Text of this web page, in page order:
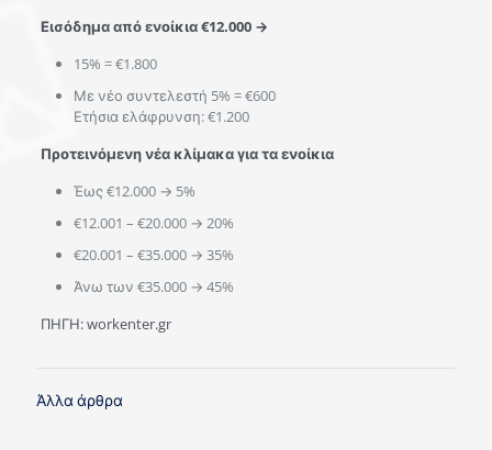
Εισόδημα από ενοίκια €12.000 →
15% = €1.800
Με νέο συντελεστή 5% = €600
Ετήσια ελάφρυνση: €1.200
Προτεινόμενη νέα κλίμακα για τα ενοίκια
Έως €12.000 → 5%
€12.001 – €20.000 → 20%
€20.001 – €35.000 → 35%
Άνω των €35.000 → 45%
ΠΗΓΗ: workenter.gr
Άλλα άρθρα